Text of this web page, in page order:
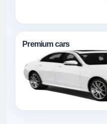
Premium cars